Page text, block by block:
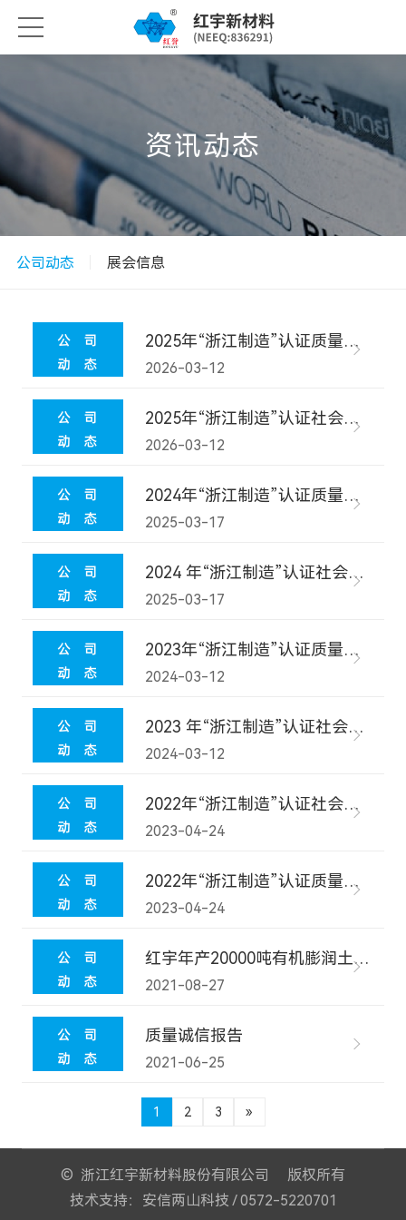
资讯动态
公司动态 展会信息
2025年“浙江制造”认证质量诚信报告
2026-03-12
2025年“浙江制造”认证社会责任报告
2026-03-12
2024年“浙江制造”认证质量诚信报告
2025-03-17
2024 年“浙江制造”认证社会责任报告
2025-03-17
2023年“浙江制造”认证质量诚信报告
2024-03-12
2023 年“浙江制造”认证社会责任报告
2024-03-12
2022年“浙江制造”认证社会责任报告
2023-04-24
2022年“浙江制造”认证质量诚信报告
2023-04-24
红宇年产20000吨有机膨润土技改项目环境影响评价信息公示
2021-08-27
质量诚信报告
2021-06-25
1 2 3 »
© 浙江红宇新材料股份有限公司 版权所有
技术支持：安信两山科技 / 0572-5220701